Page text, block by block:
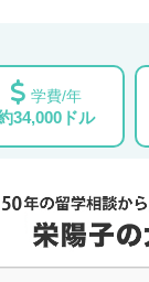
学費/年
34,000ドル